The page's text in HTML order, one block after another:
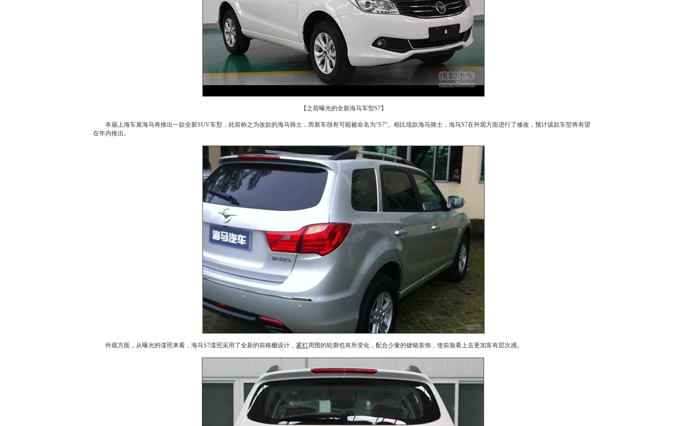
【之前曝光的全新海马车型S7】
本届上海车展海马将推出一款全新SUV车型，此前称之为改款的海马骑士 ，而新车很有可能被命名为“S7”。相比现款海马骑士 ， 海马S7在外观方面进行了修改，预计该款车型将有望
在年内推出。
外观方面，从曝光的谍照来看， 海马S7谍照采用了全新的前格栅设计， 雾灯周围的轮廓也有所变化，配合少量的镀铬装饰，使前脸看上去更加富有层次感。